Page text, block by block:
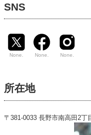
SNS
None. None. None.
所在地
〒381-0033 長野市南高田2丁